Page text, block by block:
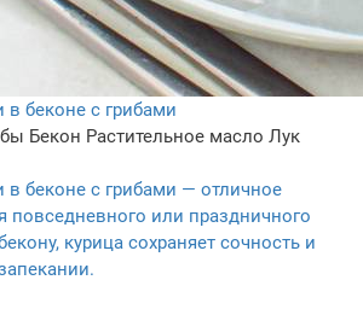
в беконе с грибами
Бекон Растительное масло Лук
в беконе с грибами — отличное
или праздничного
курица сохраняет сочность и